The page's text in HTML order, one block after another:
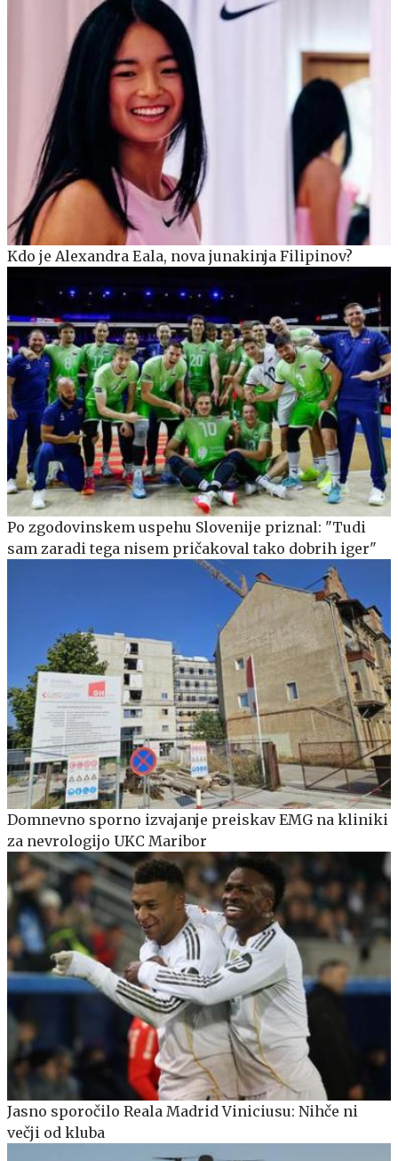
Kdo je Alexandra Eala, nova junakinja Filipinov?
Po zgodovinskem uspehu Slovenije priznal: "Tudi
sam zaradi tega nisem pričakoval tako dobrih iger"
Domnevno sporno izvajanje preiskav EMG na kliniki
za nevrologijo UKC Maribor
Jasno sporočilo Reala Madrid Viniciusu: Nihče ni
večji od kluba